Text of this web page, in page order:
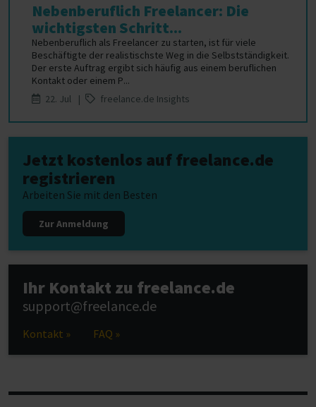
Nebenberuflich Freelancer: Die
wichtigsten Schritt...
Nebenberuflich als Freelancer zu starten, ist für viele
Beschäftigte der realistischste Weg in die Selbstständigkeit.
Der erste Auftrag ergibt sich häufig aus einem beruflichen
Kontakt oder einem P...
22. Jul |
freelance.de Insights
Jetzt kostenlos auf freelance.de
registrieren
Arbeiten Sie mit den Besten
Zur Anmeldung
Ihr Kontakt zu freelance.de
support@freelance.de
Kontakt » FAQ »